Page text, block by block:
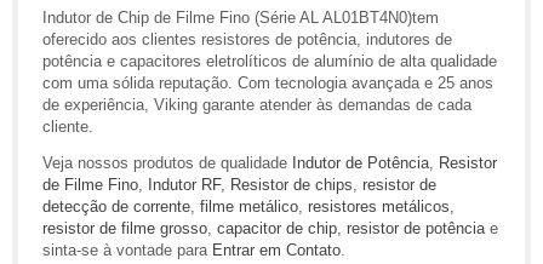
Indutor de Chip de Filme Fino (Série AL AL01BT4N0)tem
oferecido aos clientes resistores de potência, indutores de
potência e capacitores eletrolíticos de alumínio de alta qualidade
com uma sólida reputação. Com tecnologia avançada e 25 anos
de experiência, Viking garante atender às demandas de cada
cliente.
Veja nossos produtos de qualidade Indutor de Potência, Resistor
de Filme Fino, Indutor RF, Resistor de chips, resistor de
detecção de corrente, filme metálico, resistores metálicos,
resistor de filme grosso, capacitor de chip, resistor de potênciae
sinta-se à vontade para Entrar em Contato.